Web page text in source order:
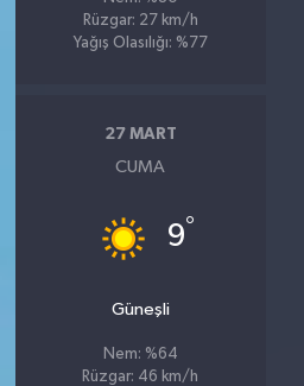
Rüzgar: 27 km/h
Yağış Olasılığı: %77
27 MART
CUMA
9°
Güneşli
Nem: %64
Rüzgar: 46 km/h